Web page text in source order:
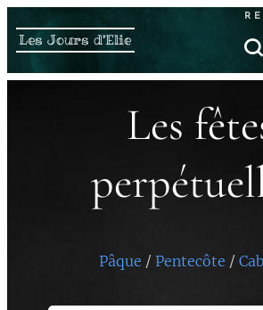
Les Jours d'Elie
Les
Pâque / Pentecôte /